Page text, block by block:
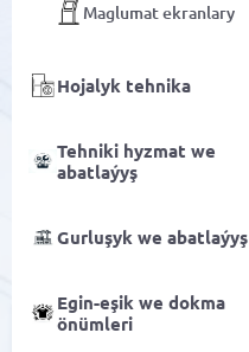
Maglumat ekranlary
Hojalyk tehnika
Tehniki hyzmat we
abatlaýyş
Gurluşyk we abatlaýyş
Egin-eşik we dokma
önümleri